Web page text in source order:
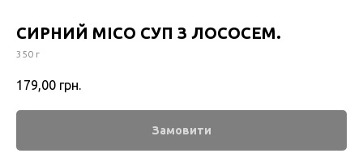
СИРНИЙ МІСО СУП З ЛОСОСЕМ.
350 г
179,00 грн.
Замовити